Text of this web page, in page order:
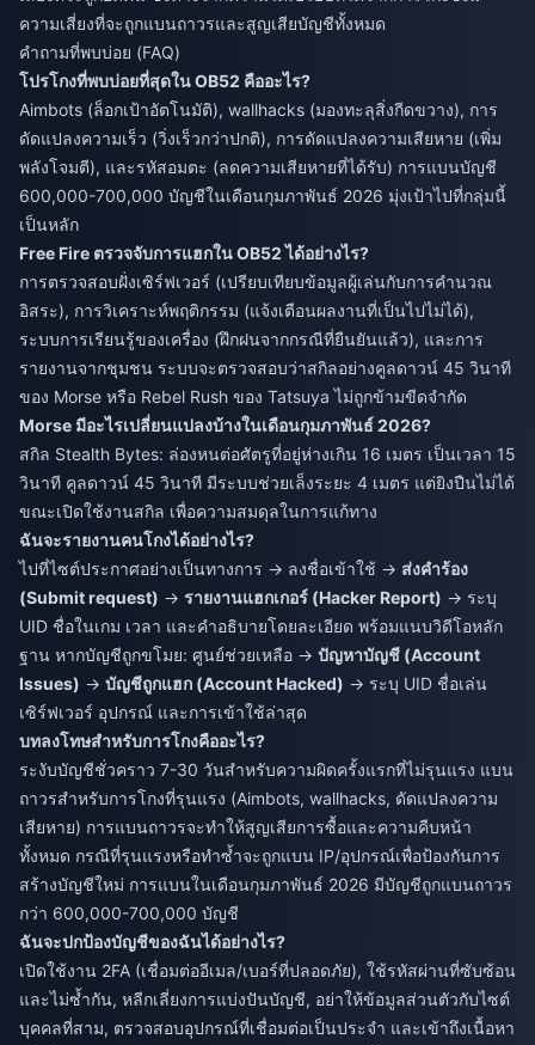
ความเสี่ยงที่จะถูกแบนถาวรและสูญเสียบัญชีทั้งหมด
คำถามที่พบบ่อย (FAQ)
โปรโกงที่พบบ่อยที่สุดใน OB52 คืออะไร?
Aimbots (ล็อกเป้าอัตโนมัติ), wallhacks (มองทะลุสิ่งกีดขวาง), การ
ดัดแปลงความเร็ว (วิ่งเร็วกว่าปกติ), การดัดแปลงความเสียหาย (เพิ่ม
พลังโจมตี), และรหัสอมตะ (ลดความเสียหายที่ได้รับ) การแบนบัญชี
600,000-700,000 บัญชีในเดือนกุมภาพันธ์ 2026 มุ่งเป้าไปที่กลุ่มนี้
เป็นหลัก
Free Fire ตรวจจับการแฮกใน OB52 ได้อย่างไร?
การตรวจสอบฝั่งเซิร์ฟเวอร์ (เปรียบเทียบข้อมูลผู้เล่นกับการคำนวณ
อิสระ), การวิเคราะห์พฤติกรรม (แจ้งเตือนผลงานที่เป็นไปไม่ได้),
ระบบการเรียนรู้ของเครื่อง (ฝึกฝนจากกรณีที่ยืนยันแล้ว), และการ
รายงานจากชุมชน ระบบจะตรวจสอบว่าสกิลอย่างคูลดาวน์ 45 วินาที
ของ Morse หรือ Rebel Rush ของ Tatsuya ไม่ถูกข้ามขีดจำกัด
Morse มีอะไรเปลี่ยนแปลงบ้างในเดือนกุมภาพันธ์ 2026?
สกิล Stealth Bytes: ล่องหนต่อศัตรูที่อยู่ห่างเกิน 16 เมตร เป็นเวลา 15
วินาที คูลดาวน์ 45 วินาที มีระบบช่วยเล็งระยะ 4 เมตร แต่ยิงปืนไม่ได้
ขณะเปิดใช้งานสกิล เพื่อความสมดุลในการแก้ทาง
ฉันจะรายงานคนโกงได้อย่างไร?
ไปที่ไซต์ประกาศอย่างเป็นทางการ → ลงชื่อเข้าใช้ → ส่งคำร้อง
(Submit request) → รายงานแฮกเกอร์ (Hacker Report) → ระบุ
UID ชื่อในเกม เวลา และคำอธิบายโดยละเอียด พร้อมแนบวิดีโอหลัก
ฐาน หากบัญชีถูกขโมย: ศูนย์ช่วยเหลือ → ปัญหาบัญชี (Account
Issues) → บัญชีถูกแฮก (Account Hacked) → ระบุ UID ชื่อเล่น
เซิร์ฟเวอร์ อุปกรณ์ และการเข้าใช้ล่าสุด
บทลงโทษสำหรับการโกงคืออะไร?
ระงับบัญชีชั่วคราว 7-30 วันสำหรับความผิดครั้งแรกที่ไม่รุนแรง แบน
ถาวรสำหรับการโกงที่รุนแรง (Aimbots, wallhacks, ดัดแปลงความ
เสียหาย) การแบนถาวรจะทำให้สูญเสียการซื้อและความคืบหน้า
ทั้งหมด กรณีที่รุนแรงหรือทำซ้ำจะถูกแบน IP/อุปกรณ์เพื่อป้องกันการ
สร้างบัญชีใหม่ การแบนในเดือนกุมภาพันธ์ 2026 มีบัญชีถูกแบนถาวร
กว่า 600,000-700,000 บัญชี
ฉันจะปกป้องบัญชีของฉันได้อย่างไร?
เปิดใช้งาน 2FA (เชื่อมต่ออีเมล/เบอร์ที่ปลอดภัย), ใช้รหัสผ่านที่ซับซ้อน
และไม่ซ้ำกัน, หลีกเลี่ยงการแบ่งปันบัญชี, อย่าให้ข้อมูลส่วนตัวกับไซต์
บุคคลที่สาม, ตรวจสอบอุปกรณ์ที่เชื่อมต่อเป็นประจำ และเข้าถึงเนื้อหา